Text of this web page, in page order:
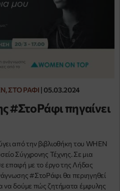
ΣΤΟ ΡΆΦΙ | 05.03.2024
#ΣτοΡάφι πηγαίνει
από την βιβλιοθήκη του WHEN
Σύγχρονης Τέχνης. Σε μια
επαφή με το έργο της Λήδας
#ΣτοΡάφι θα περιηγηθεί
να δούμε πώς ζητήματα έμφυλης